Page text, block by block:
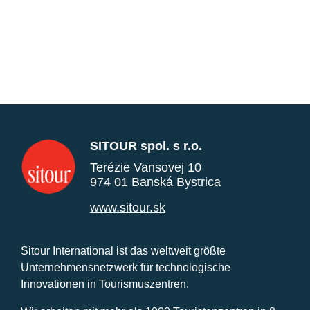
SITOUR spol. s r.o.
Terézie Vansovej 10
974 01 Banská Bystrica
www.sitour.sk
Sitour International ist das weltweit größte
Unternehmensnetzwerk für technologische
Innovationen in Tourismuszentren.